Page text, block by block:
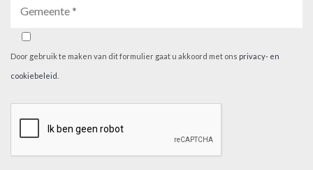
Door gebruik te maken van dit formulier gaat u akkoord met ons privacy- en
cookiebeleid